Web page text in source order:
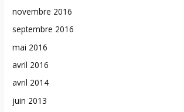
novembre 2016
septembre 2016
mai 2016
avril 2016
avril 2014
juin 2013